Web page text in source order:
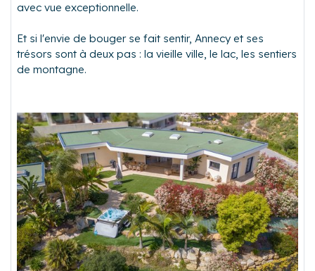
avec vue exceptionnelle.
Et si l'envie de bouger se fait sentir, Annecy et ses
trésors sont à deux pas : la vieille ville, le lac, les sentiers
de montagne.